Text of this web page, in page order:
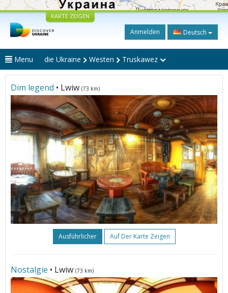
KARTE ZEIGEN
Anmelden Deutsch
Menu die Ukraine Westen Truskawez
Dim legend • Lwiw (73 km)
Ausführlicher Auf Der Karte Zeigen
Nostalgie • Lwiw (73 km)